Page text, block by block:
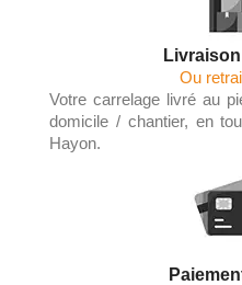
Ou
Votre carrelage livré au
domicile / chantier, en
Hayon.